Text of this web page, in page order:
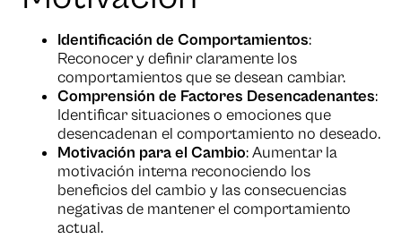
Identificación de Comportamientos:
Reconocer y definir claramente los
comportamientos que se desean cambiar.
Comprensión de Factores Desencadenantes:
Identificar situaciones o emociones que
desencadenan el comportamiento no deseado.
Motivación para el Cambio: Aumentar la
motivación interna reconociendo los
beneficios del cambio y las consecuencias
negativas de mantener el comportamiento
actual.